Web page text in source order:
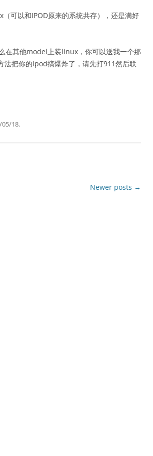
可以和IPOD原来的系统共存），还是满好
在其他model上装linux，你可以送我一个那
把你的ipod搞爆炸了，请先打911然后联
05/18.
Newer posts →